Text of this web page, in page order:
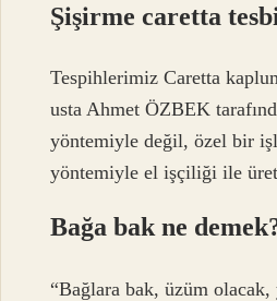
Şişirme caretta
Tespihlerimiz Caretta
usta Ahmet ÖZBEK
yöntemiyle değil, özel bir
yöntemiyle el işçiliği ile
Bağa bak ne
“Bağlara bak, üzüm olacak,